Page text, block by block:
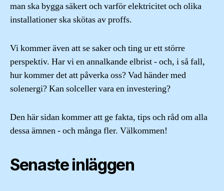
man ska bygga säkert och varför elektricitet och olika
installationer ska skötas av proffs.
Vi kommer även att se saker och ting ur ett större
perspektiv. Har vi en annalkande elbrist - och, i så fall,
hur kommer det att påverka oss? Vad händer med
solenergi? Kan solceller vara en investering?
Den här sidan kommer att ge fakta, tips och råd om alla
dessa ämnen - och många fler. Välkommen!
Senaste inläggen